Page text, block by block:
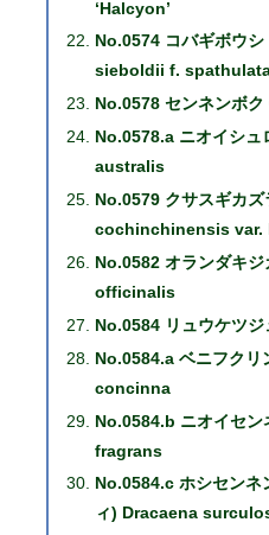
‘Halcyon’
No.0574 コバギボウ
sieboldii f.
No.0578 センネンボ
No.0578.a ニオイシ
australis
No.0579 クサスギカ
cochinchinensis var.
No.0582 オランダキ
officinalis
No.0584 リュウケツ
No.0584.a ベニフク
concinna
No.0584.b ニオイセ
fragrans
No.0584.c ホシセンネ
ィ) Dracaena